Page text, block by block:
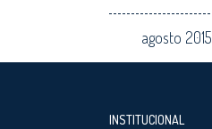
agosto 2015
INSTITUCIONAL